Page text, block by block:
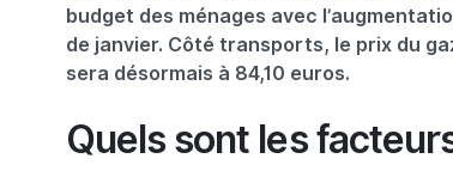
budget des ménages avec
de janvier. Côté transports, le prix du
sera désormais à 84,10 euros.
Quels sont les